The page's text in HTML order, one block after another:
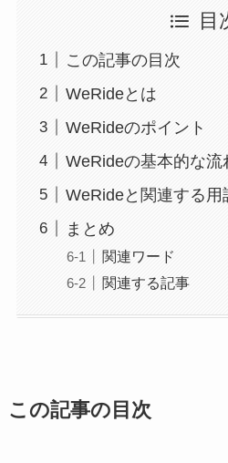
目
この記事の目次
WeRideとは
WeRideのポイント
WeRideの基本的な流
WeRideと関連する用
まとめ
関連ワード
関連する記事
この記事の目次